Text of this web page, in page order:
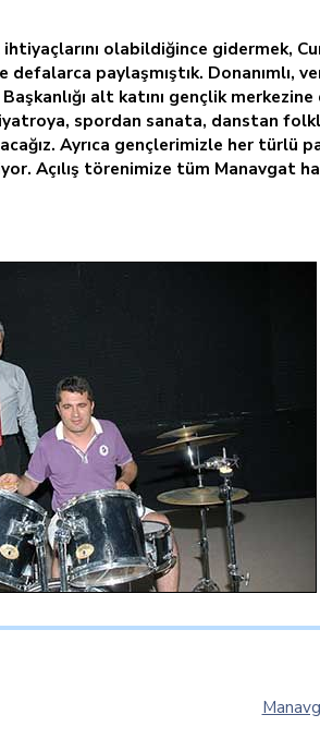
olabildiğince gidermek,
defalarca paylaşmıştık.
alt katını gençlik
spordan sanata, danstan
Ayrıca gençlerimizle her türlü
Açılış törenimize tüm Manavgat